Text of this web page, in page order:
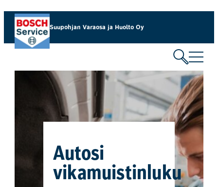
Suupohjan Varaosa ja Huolto Oy
Autosi
vikamuistinluku